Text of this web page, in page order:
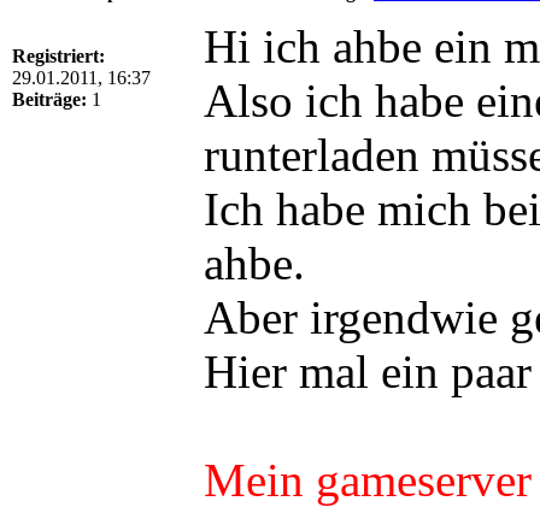
Registriert:
29.01.2011, 16:37
Beiträge: 1
Hi ich ahbe ein
Also ich habe
runterladen
Ich habe mich
ahbe.
Aber irgendwie
Hier mal ein
Mein